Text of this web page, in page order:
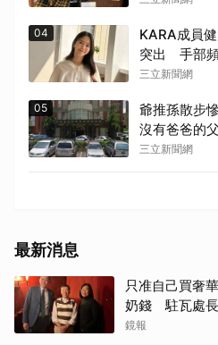
04
KARA成員
突出 手部
三立新聞網
05
爺推孫散步
沒有爸爸的
三立新聞網
最新消息
只准自己買奢
奶錢 駐瓦處長
冠軍」
鏡報